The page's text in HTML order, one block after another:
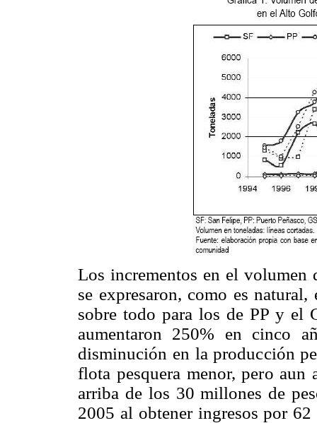
Los incrementos en el volumen
se expresaron, como es
sobre todo para los de PP y el
aumentaron 250% en cinco
disminución en la producción
flota pesquera menor, pero
arriba de los 30 millones de
2005 al obtener ingresos por